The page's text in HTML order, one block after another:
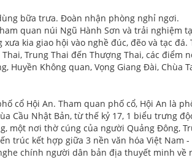
bữa trưa. Đoàn nhận phòng nghỉ ngơi.
quan núi Ngũ Hành Sơn và trải nghiệm
kia giao hội vào nghề đúc, đẽo và tạc
Trung Thai đến Thượng Thai, các điểm
Huyền Không quan, Vọng Giang Đài, Chùa
cổ Hội An. Tham quan phố cổ, Hội An là
Cầu Nhật Bản, từ thế kỷ 17, 1 biểu trưng
một nơi thờ cúng của người Quảng Đông,
trúc kết hợp giữa 3 nền văn hóa Việt Nam -
chính người dân bản địa thuyết minh về